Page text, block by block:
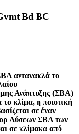
Bd BC
αντανακλά το
Ανάπτυξης (ΣΒΑ)
κλίμα, η ποιοτική
σε έναν
Λύσεων ΣΒΑ των
σε κλίμακα από